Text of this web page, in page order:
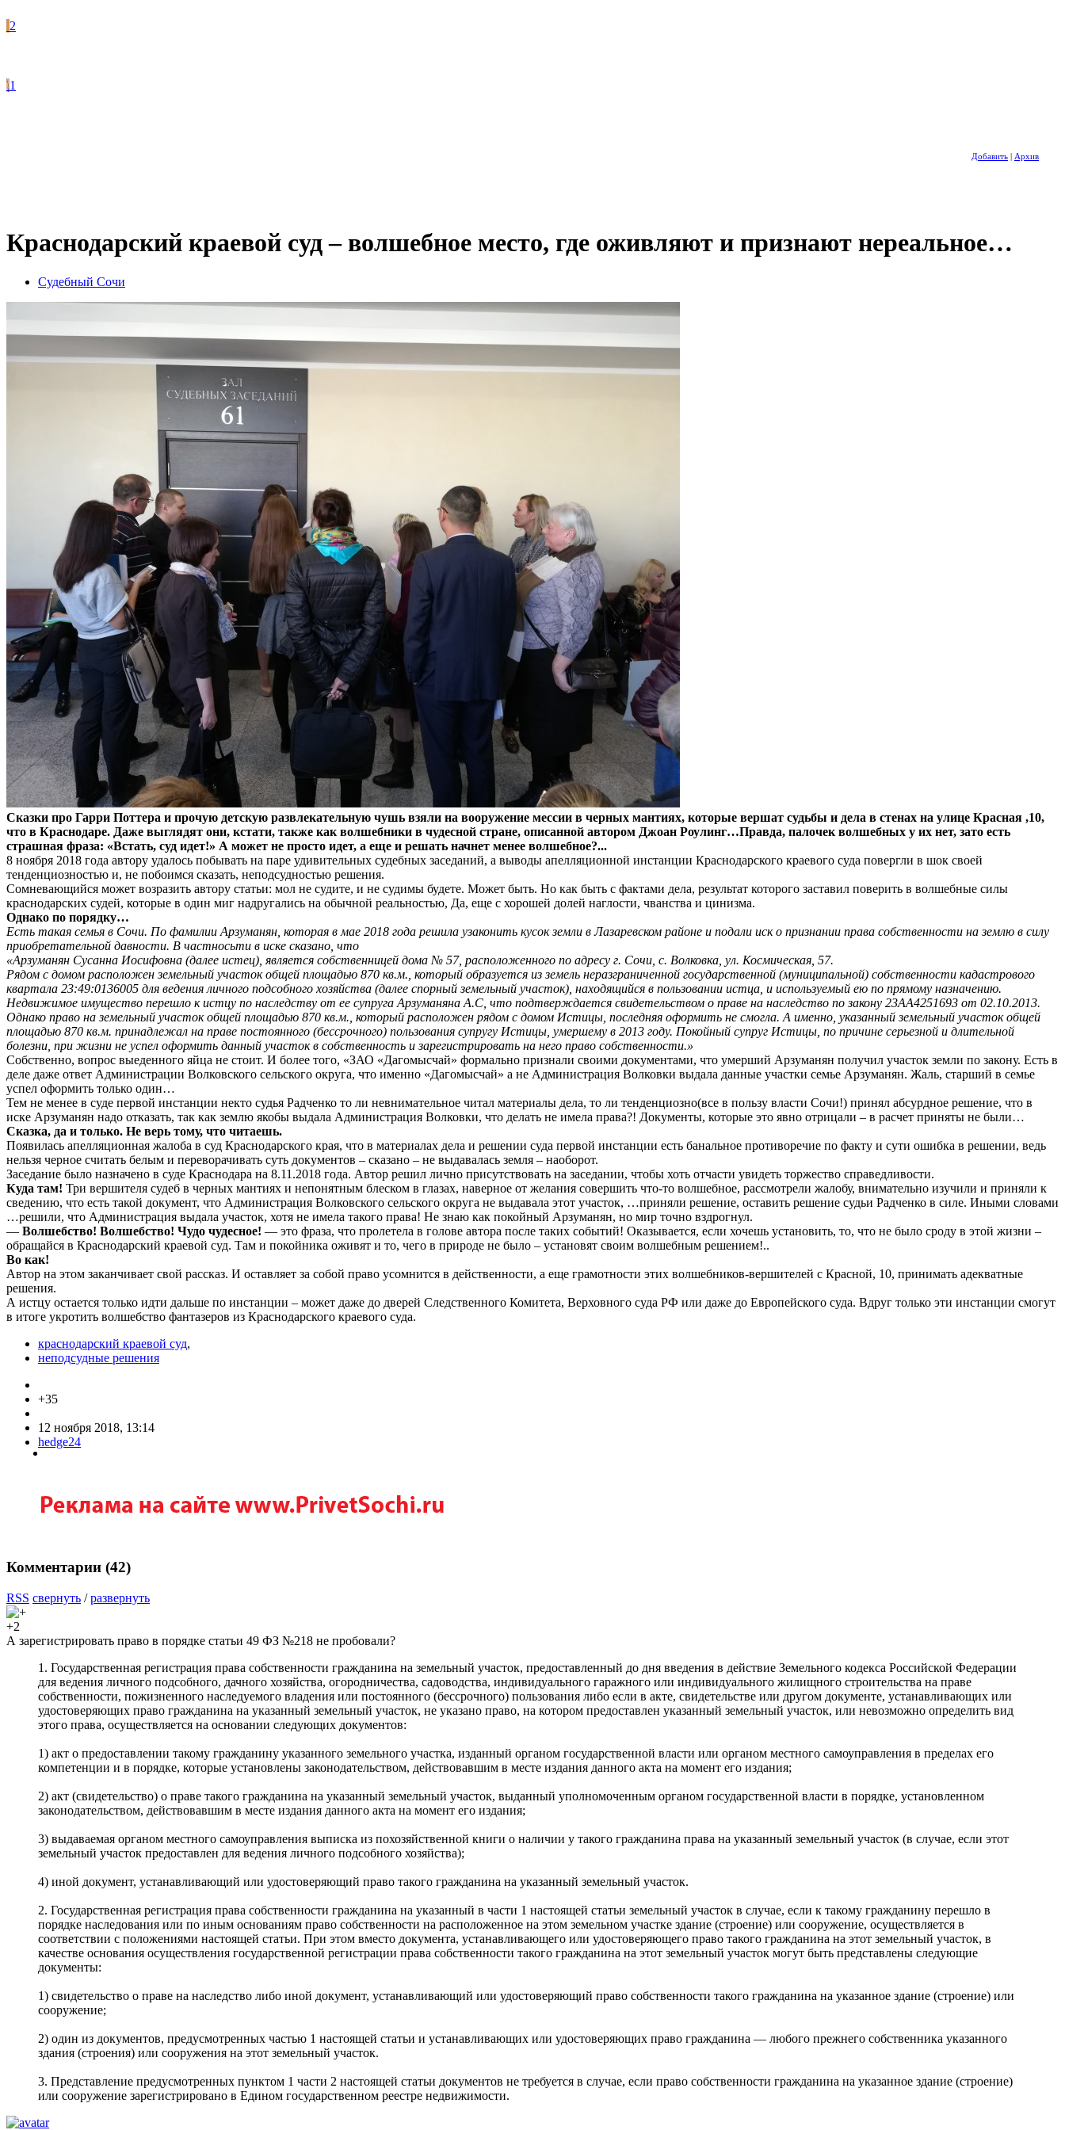
2
1
Добавить | Архив
Краснодарский краевой суд – волшебное место, где оживляют и признают нереальное…
Судебный Сочи
Сказки про Гарри Поттера и прочую детскую развлекательную чушь взяли на вооружение мессии в черных мантиях, которые вершат судьбы и дела в стенах на улице Красная ,10,
что в Краснодаре. Даже выглядят они, кстати, также как волшебники в чудесной стране, описанной автором Джоан Роулинг…Правда, палочек волшебных у их нет, зато есть
страшная фраза: «Встать, суд идет!» А может не просто идет, а еще и решать начнет менее волшебное?...
8 ноября 2018 года автору удалось побывать на паре удивительных судебных заседаний, а выводы апелляционной инстанции Краснодарского краевого суда повергли в шок своей
тенденциозностью и, не побоимся сказать, неподсудностью решения.
Сомневающийся может возразить автору статьи: мол не судите, и не судимы будете. Может быть. Но как быть с фактами дела, результат которого заставил поверить в волшебные силы
краснодарских судей, которые в один миг надругались на обычной реальностью, Да, еще с хорошей долей наглости, чванства и цинизма.
Однако по порядку…
Есть такая семья в Сочи. По фамилии Арзуманян, которая в мае 2018 года решила узаконить кусок земли в Лазаревском районе и подали иск о признании права собственности на землю в силу
приобретательной давности. В частносьти в иске сказано, что
«Арзуманян Сусанна Иосифовна (далее истец), является собственницей дома № 57, расположенного по адресу г. Сочи, с. Волковка, ул. Космическая, 57.
Рядом с домом расположен земельный участок общей площадью 870 кв.м., который образуется из земель неразграниченной государственной (муниципальной) собственности кадастрового
квартала 23:49:0136005 для ведения личного подсобного хозяйства (далее спорный земельный участок), находящийся в пользовании истца, и используемый ею по прямому назначению.
Недвижимое имущество перешло к истцу по наследству от ее супруга Арзуманяна А.С, что подтверждается свидетельством о праве на наследство по закону 23АА4251693 от 02.10.2013.
Однако право на земельный участок общей площадью 870 кв.м., который расположен рядом с домом Истицы, последняя оформить не смогла. А именно, указанный земельный участок общей
площадью 870 кв.м. принадлежал на праве постоянного (бессрочного) пользования супругу Истицы, умершему в 2013 году. Покойный супруг Истицы, по причине серьезной и длительной
болезни, при жизни не успел оформить данный участок в собственность и зарегистрировать на него право собственности.»
Собственно, вопрос выеденного яйца не стоит. И более того, «ЗАО «Дагомысчай» формально признали своими документами, что умерший Арзуманян получил участок земли по закону. Есть в
деле даже ответ Администрации Волковского сельского округа, что именно «Дагомысчай» а не Администрация Волковки выдала данные участки семье Арзуманян. Жаль, старший в семье
успел оформить только один…
Тем не менее в суде первой инстанции некто судья Радченко то ли невнимательное читал материалы дела, то ли тенденциозно(все в пользу власти Сочи!) принял абсурдное решение, что в
иске Арзуманян надо отказать, так как землю якобы выдала Администрация Волковки, что делать не имела права?! Документы, которые это явно отрицали – в расчет приняты не были…
Сказка, да и только. Не верь тому, что читаешь.
Появилась апелляционная жалоба в суд Краснодарского края, что в материалах дела и решении суда первой инстанции есть банальное противоречие по факту и сути ошибка в решении, ведь
нельзя черное считать белым и переворачивать суть документов – сказано – не выдавалась земля – наоборот.
Заседание было назначено в суде Краснодара на 8.11.2018 года. Автор решил лично присутствовать на заседании, чтобы хоть отчасти увидеть торжество справедливости.
Куда там! Три вершителя судеб в черных мантиях и непонятным блеском в глазах, наверное от желания совершить что-то волшебное, рассмотрели жалобу, внимательно изучили и приняли к
сведению, что есть такой документ, что Администрация Волковского сельского округа не выдавала этот участок, …приняли решение, оставить решение судьи Радченко в силе. Иными словами
…решили, что Администрация выдала участок, хотя не имела такого права! Не знаю как покойный Арзуманян, но мир точно вздрогнул.
— Волшебство! Волшебство! Чудо чудесное! — это фраза, что пролетела в голове автора после таких событий! Оказывается, если хочешь установить, то, что не было сроду в этой жизни –
обращайся в Краснодарский краевой суд. Там и покойника оживят и то, чего в природе не было – установят своим волшебным решением!..
Во как!
Автор на этом заканчивает свой рассказ. И оставляет за собой право усомнится в действенности, а еще грамотности этих волшебников-вершителей с Красной, 10, принимать адекватные
решения.
А истцу остается только идти дальше по инстанции – может даже до дверей Следственного Комитета, Верховного суда РФ или даже до Европейского суда. Вдруг только эти инстанции смогут
в итоге укротить волшебство фантазеров из Краснодарского краевого суда.
краснодарский краевой суд,
неподсудные решения
+35
12 ноября 2018, 13:14
hedge24
Комментарии (42)
RSS свернуть /развернуть
+2
А зарегистрировать право в порядке статьи 49 ФЗ №218 не пробовали?
1. Государственная регистрация права собственности гражданина на земельный участок, предоставленный до дня введения в действие Земельного кодекса Российской Федерации
для ведения личного подсобного, дачного хозяйства, огородничества, садоводства, индивидуального гаражного или индивидуального жилищного строительства на праве
собственности, пожизненного наследуемого владения или постоянного (бессрочного) пользования либо если в акте, свидетельстве или другом документе, устанавливающих или
удостоверяющих право гражданина на указанный земельный участок, не указано право, на котором предоставлен указанный земельный участок, или невозможно определить вид
этого права, осуществляется на основании следующих документов:
1) акт о предоставлении такому гражданину указанного земельного участка, изданный органом государственной власти или органом местного самоуправления в пределах его
компетенции и в порядке, которые установлены законодательством, действовавшим в месте издания данного акта на момент его издания;
2) акт (свидетельство) о праве такого гражданина на указанный земельный участок, выданный уполномоченным органом государственной власти в порядке, установленном
законодательством, действовавшим в месте издания данного акта на момент его издания;
3) выдаваемая органом местного самоуправления выписка из похозяйственной книги о наличии у такого гражданина права на указанный земельный участок (в случае, если этот
земельный участок предоставлен для ведения личного подсобного хозяйства);
4) иной документ, устанавливающий или удостоверяющий право такого гражданина на указанный земельный участок.
2. Государственная регистрация права собственности гражданина на указанный в части 1 настоящей статьи земельный участок в случае, если к такому гражданину перешло в
порядке наследования или по иным основаниям право собственности на расположенное на этом земельном участке здание (строение) или сооружение, осуществляется в
соответствии с положениями настоящей статьи. При этом вместо документа, устанавливающего или удостоверяющего право такого гражданина на этот земельный участок, в
качестве основания осуществления государственной регистрации права собственности такого гражданина на этот земельный участок могут быть представлены следующие
документы:
1) свидетельство о праве на наследство либо иной документ, устанавливающий или удостоверяющий право собственности такого гражданина на указанное здание (строение) или
сооружение;
2) один из документов, предусмотренных частью 1 настоящей статьи и устанавливающих или удостоверяющих право гражданина — любого прежнего собственника указанного
здания (строения) или сооружения на этот земельный участок.
3. Представление предусмотренных пунктом 1 части 2 настоящей статьи документов не требуется в случае, если право собственности гражданина на указанное здание (строение)
или сооружение зарегистрировано в Едином государственном реестре недвижимости.